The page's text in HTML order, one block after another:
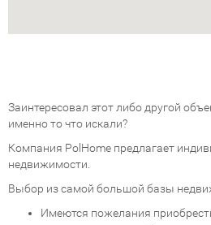
Заинтересовал этот либо другой
именно то что искали?
Компания PolHome предлагает
недвижимости.
Выбор из самой большой базы
Имеются пожелания